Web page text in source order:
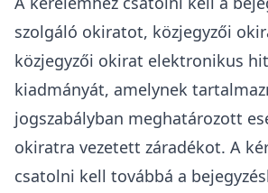
szolgáló okiratot, közjegyzői
közjegyzői okirat elektronikus
kiadmányát, amelynek
jogszabályban meghatározott
okiratra vezetett záradékot. A
csatolni kell továbbá a